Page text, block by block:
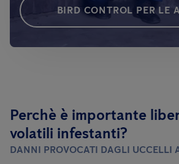
BIRD CONTROL PER LE
Perchè è importante
volatili infestanti?
DANNI PROVOCATI DAGLI UCCELLI